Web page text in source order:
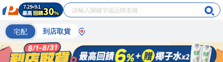
宅配 到店取貨